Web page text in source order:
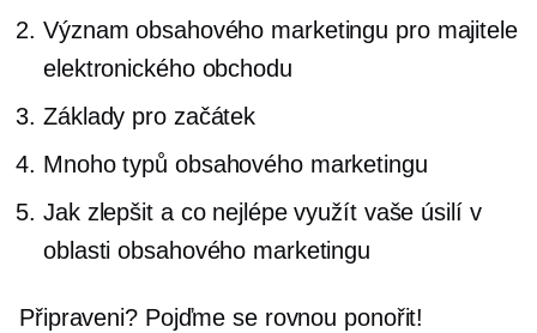
Význam obsahového marketingu pro majitele
elektronického obchodu
Základy pro začátek
Mnoho typů obsahového marketingu
Jak zlepšit a co nejlépe využít vaše úsilí v
oblasti obsahového marketingu
Připraveni? Pojďme se rovnou ponořit!